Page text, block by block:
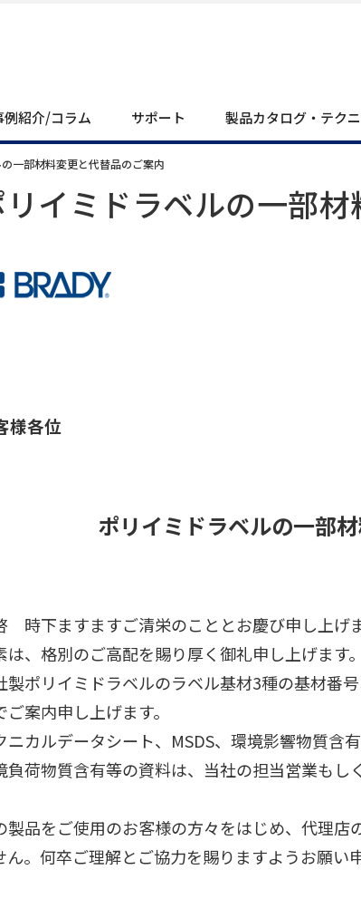
例紹介/コラム サポート 製品カタログ・テク
一部材料変更と代替品のご案内
イミドラベルの一部
様各位
ポリイミドラベルの一部
時下ますますご清栄のこととお慶び申し上げま
は、格別のご高配を賜り厚く御礼申し上げます。
製ポリイミドラベルのラベル基材3種の基材番
ご案内申し上げます。
ニカルデータシート、MSDS、環境影響物質含
負荷物質含有等の資料は、当社の担当営業も
製品をご使用のお客様の方々をはじめ、代理
ん。何卒ご理解とご協力を賜りますようお願い